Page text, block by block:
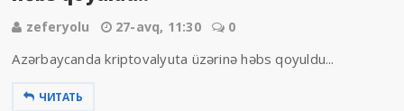
zeferyolu 27-avq, 11:30 0
Azərbaycanda kriptovalyuta üzərinə həbs qoyuldu...
ЧИТАТЬ